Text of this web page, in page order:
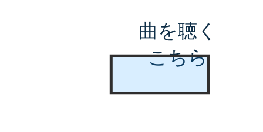
曲を聴く
こちら